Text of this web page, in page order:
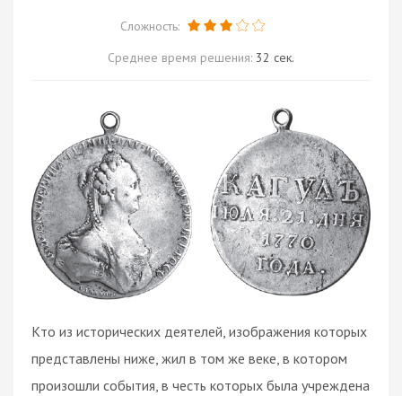
Сложность:
Среднее время решения: 32 сек.
Кто из исторических деятелей, изображения которых
представлены ниже, жил в том же веке, в котором
произошли события, в честь которых была учреждена